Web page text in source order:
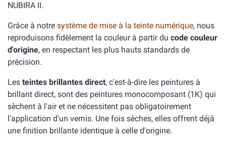
NUBIRA II.
Grâce à notre système de mise à la teinte numérique, nous
reproduisons fidèlement la couleur à partir du code couleur
d'origine, en respectant les plus hauts standards de
précision.
Les teintes brillantes direct, c'est-à-dire les peintures à
brillant direct, sont des peintures monocomposant (1K) qui
sèchent à l'air et ne nécessitent pas obligatoirement
l'application d'un vernis. Une fois sèches, elles offrent déjà
une finition brillante identique à celle d'origine.